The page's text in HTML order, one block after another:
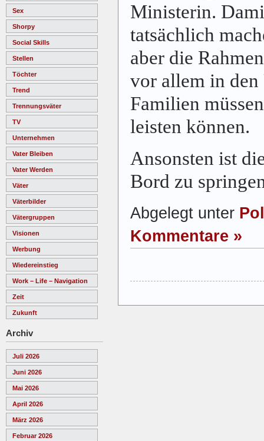
Sex
Shorpy
Social Skills
Stellen
Töchter
Trend
Trennungsväter
TV
Unternehmen
Vater Bleiben
Vater Werden
Väter
Väterbilder
Vätergruppen
Visionen
Werbung
Wiedereinstieg
Work – Life – Navigation
Zeit
Zukunft
Archiv
Juli 2026
Juni 2026
Mai 2026
April 2026
März 2026
Februar 2026
Ministerin.
tatsächlich
aber die
vor allem in
Familien
leisten können.
Ansonsten ist
Bord zu
Abgelegt unter
Kommentare »